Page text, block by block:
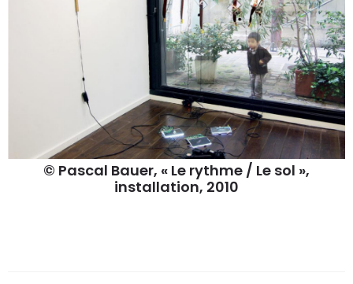
© Pascal Bauer, « Le rythme / Le sol »,
installation, 2010